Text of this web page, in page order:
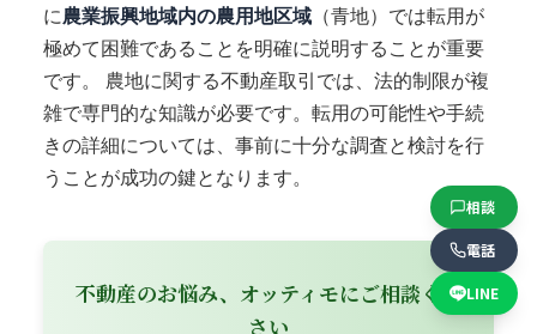
相談
電話
LINE
に農業振興地域内の農用地区域 （青地）では転用が
極めて困難であることを明確に説明することが重要
です。 農地に関する不動産取引では、法的制限が複
雑で専門的な知識が必要です。転用の可能性や手続
きの詳細については、事前に十分な調査と検討を行
うことが成功の鍵となります。
不動産のお悩み、オッティモにご相談くだ
さい